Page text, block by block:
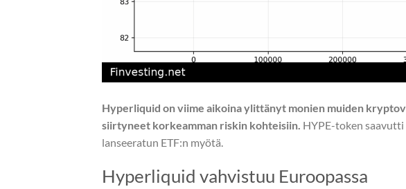
Hyperliquid on viime aikoina ylittänyt monien muiden
siirtyneet korkeamman riskin kohteisiin. HYPE-token
lanseeratun ETF:n myötä.
Hyperliquid vahvistuu Euroopassa